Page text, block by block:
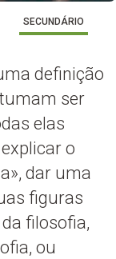
SECUNDÁRIO
definição
ser
elas
o
dar uma
figuras
filosofia,
ou